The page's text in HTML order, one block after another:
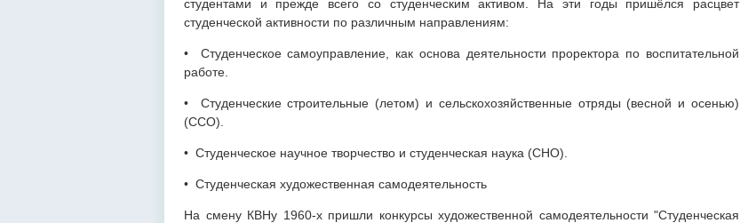
студентами и прежде всего со студенческим активом. На эти годы пришёлся расцвет
студенческой активности по различным направлениям:
• Студенческое самоуправление, как основа деятельности проректора по воспитательной
работе.
• Студенческие строительные (летом) и сельскохозяйственные отряды (весной и осенью)
(ССО).
• Студенческое научное творчество и студенческая наука (СНО).
• Студенческая художественная самодеятельность
На смену КВНу 1960-х пришли конкурсы художественной самодеятельности "Студенческая